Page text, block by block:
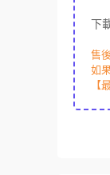
下
售
如
【